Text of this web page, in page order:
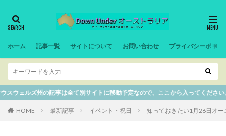
ホーム 記事一覧 サイトについて お問い合わせ プライバシーポリシ
別サイトに移動予定なので、ここから入ってください。
HOME 最新記事 イベント・祝日 知っておきたい1月26日オ